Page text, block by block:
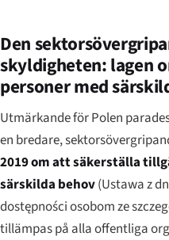
Den
skyldigheten: lagen
personer med
Utmärkande för Polen
en bredare,
2019 om att säkerställa
särskilda behov(Ustawa z
dostępności osobom ze
tillämpas på alla offentliga